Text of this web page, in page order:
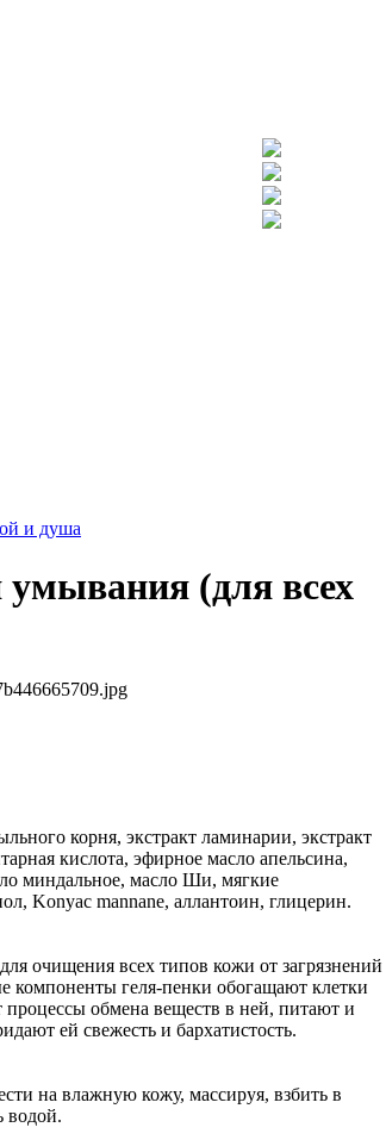
и душа
умывания (для всех
корня, экстракт ламинарии, экстракт
кислота, эфирное масло апельсина,
миндальное, масло Ши, мягкие
Konyac mannane, аллантоин, глицерин.
очищения всех типов кожи от загрязнений
компоненты геля-пенки обогащают клетки
обмена веществ в ней, питают и
ей свежесть и бархатистость.
на влажную кожу, массируя, взбить в
водой.